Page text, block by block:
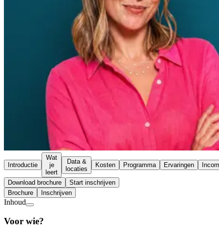
Introductie
Wat
je
leert
Data &
locaties
Kosten Programma Ervaringen
Download brochure
Start inschrijven
Brochure
Inschrijven
Inhoud
Voor wie?